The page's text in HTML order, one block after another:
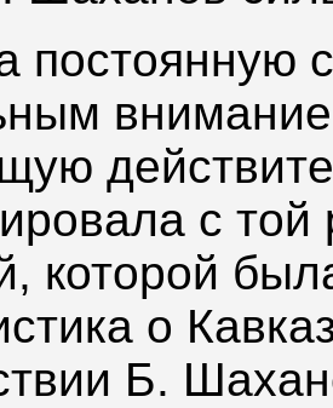
постоянную
с
которой
о
Б.